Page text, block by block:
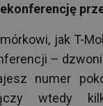
jak T-
–
numer
wtedy